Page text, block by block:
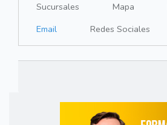
Sucursales Mapa
Email
Redes Sociales